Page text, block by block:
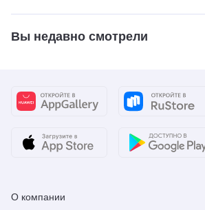
Вы недавно смотрели
О компании